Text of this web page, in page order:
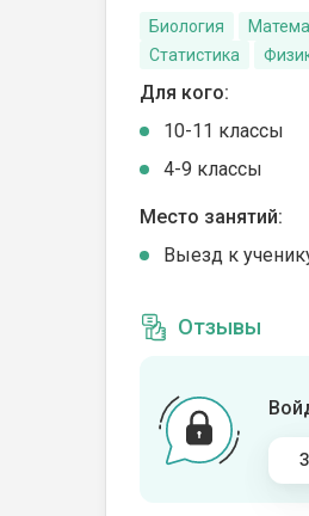
Биология
Статистика
Для кого:
10-11 классы
4-9 классы
Место занятий:
Выезд к
Отзывы